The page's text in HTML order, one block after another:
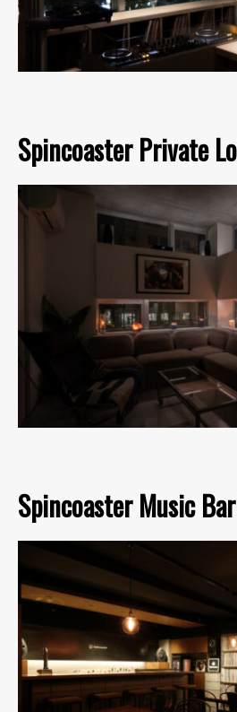
Spincoaster Private
Spincoaster Music